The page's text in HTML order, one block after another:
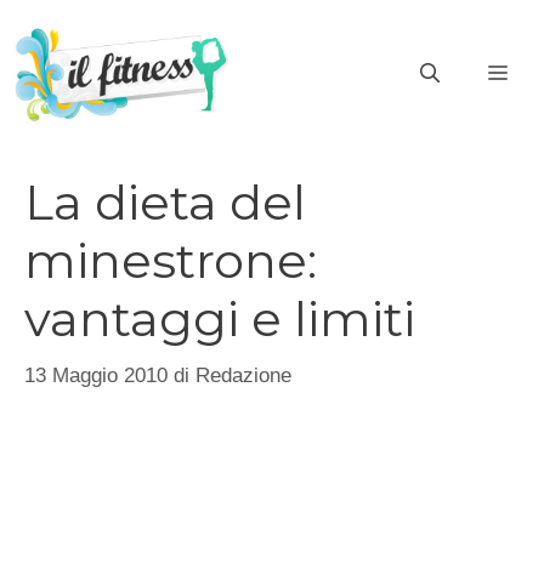
contenuto
La dieta del
minestrone:
vantaggi e limiti
13 Maggio 2010 di Redazione